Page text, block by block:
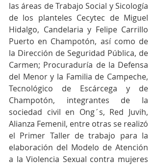
las áreas de Trabajo Social y Sicología
de los planteles Cecytec de Miguel
Hidalgo, Candelaria y Felipe Carrillo
Puerto en Champotón, así como de
la Dirección de Seguridad Pública, de
Carmen; Procuraduría de la Defensa
del Menor y la Familia de Campeche,
Tecnológico de Escárcega y de
Champotón, integrantes de la
sociedad civil en Ong´s, Red Juvih,
Alianza Femenil, entre otras se realizó
el Primer Taller de trabajo para la
elaboración del Modelo de Atención
a la Violencia Sexual contra mujeres